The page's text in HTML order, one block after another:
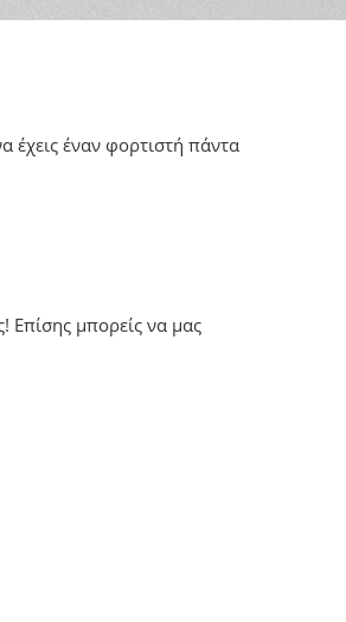
έχεις έναν φορτιστή πάντα
Επίσης μπορείς να μας